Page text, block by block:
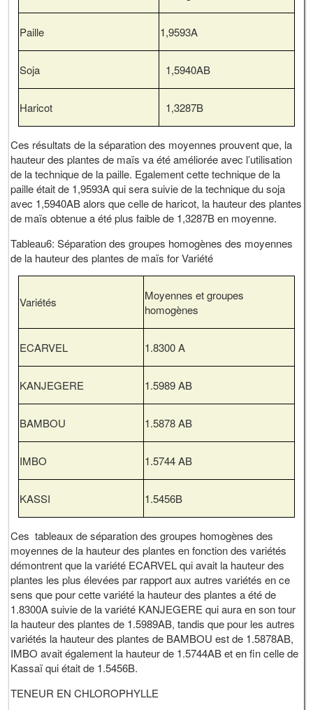
Paille 1,9593A
Soja 1,5940AB
Haricot 1,3287B
Ces résultats de la séparation des moyennes prouvent que, la
hauteur des plantes de maïs va été améliorée avec l’utilisation
de la technique de la paille. Egalement cette technique de la
paille était de 1,9593A qui sera suivie de la technique du soja
avec 1,5940AB alors que celle de haricot, la hauteur des plantes
de maïs obtenue a été plus faible de 1,3287B en moyenne.
Tableau6: Séparation des groupes homogènes des moyennes
de la hauteur des plantes de maïs for Variété
Variétés
Moyennes et groupes
homogènes
ECARVEL 1.8300 A
KANJEGERE 1.5989 AB
BAMBOU 1.5878 AB
IMBO 1.5744 AB
KASSI 1.5456B
Ces tableaux de séparation des groupes homogènes des
moyennes de la hauteur des plantes en fonction des variétés
démontrent que la variété ECARVEL qui avait la hauteur des
plantes les plus élevées par rapport aux autres variétés en ce
sens que pour cette variété la hauteur des plantes a été de
1.8300A suivie de la variété KANJEGERE qui aura en son tour
la hauteur des plantes de 1.5989AB, tandis que pour les autres
variétés la hauteur des plantes de BAMBOU est de 1.5878AB,
IMBO avait également la hauteur de 1.5744AB et en fin celle de
Kassaï qui était de 1.5456B.
TENEUR EN CHLOROPHYLLE